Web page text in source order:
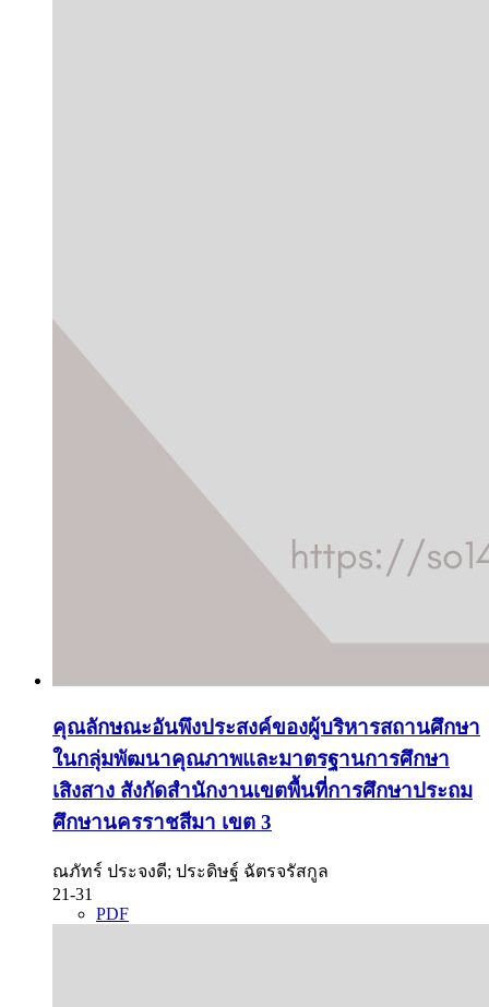
คุณลักษณะอันพึงประสงค์ของผู้บริหารสถานศึกษา
ในกลุ่มพัฒนาคุณภาพและมาตรฐานการศึกษา
เสิงสาง สังกัดสำนักงานเขตพื้นที่การศึกษาประถม
ศึกษานครราชสีมา เขต 3
ณภัทร์ ประจงดี; ประดิษฐ์ ฉัตรจรัสกูล
21-31
PDF